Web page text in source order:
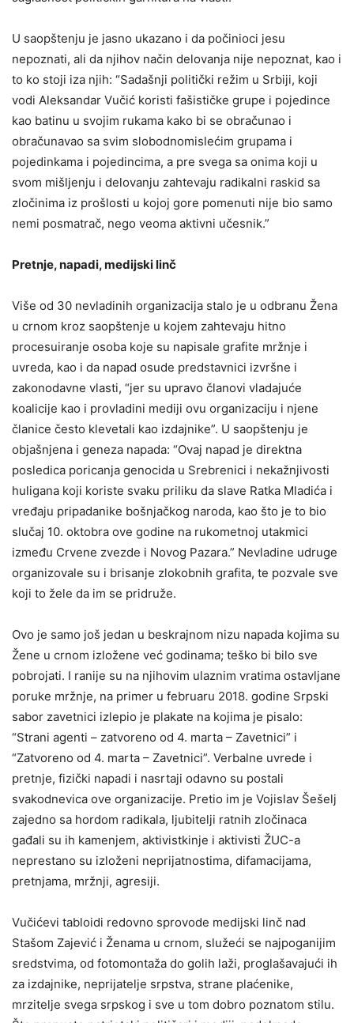
U saopštenju je jasno ukazano i da počinioci jesu
nepoznati, ali da njihov način delovanja nije nepoznat, kao i
to ko stoji iza njih: “Sadašnji politički režim u Srbiji, koji
vodi Aleksandar Vučić koristi fašističke grupe i pojedince
kao batinu u svojim rukama kako bi se obračunao i
obračunavao sa svim slobodnomislećim grupama i
pojedinkama i pojedincima, a pre svega sa onima koji u
svom mišljenju i delovanju zahtevaju radikalni raskid sa
zločinima iz prošlosti u kojoj gore pomenuti nije bio samo
nemi posmatrač, nego veoma aktivni učesnik.”
Pretnje, napadi, medijski linč
Više od 30 nevladinih organizacija stalo je u odbranu Žena
u crnom kroz saopštenje u kojem zahtevaju hitno
procesuiranje osoba koje su napisale grafite mržnje i
uvreda, kao i da napad osude predstavnici izvršne i
zakonodavne vlasti, “jer su upravo članovi vladajuće
koalicije kao i provladini mediji ovu organizaciju i njene
članice često klevetali kao izdajnike”. U saopštenju je
objašnjena i geneza napada: “Ovaj napad je direktna
posledica poricanja genocida u Srebrenici i nekažnjivosti
huligana koji koriste svaku priliku da slave Ratka Mladića i
vređaju pripadanike bošnjačkog naroda, kao što je to bio
slučaj 10. oktobra ove godine na rukometnoj utakmici
između Crvene zvezde i Novog Pazara.” Nevladine udruge
organizovale su i brisanje zlokobnih grafita, te pozvale sve
koji to žele da im se pridruže.
Ovo je samo još jedan u beskrajnom nizu napada kojima su
Žene u crnom izložene već godinama; teško bi bilo sve
pobrojati. I ranije su na njihovim ulaznim vratima ostavljane
poruke mržnje, na primer u februaru 2018. godine Srpski
sabor zavetnici izlepio je plakate na kojima je pisalo:
“Strani agenti – zatvoreno od 4. marta – Zavetnici” i
“Zatvoreno od 4. marta – Zavetnici”. Verbalne uvrede i
pretnje, fizički napadi i nasrtaji odavno su postali
svakodnevica ove organizacije. Pretio im je Vojislav Šešelj
zajedno sa hordom radikala, ljubitelji ratnih zločinaca
gađali su ih kamenjem, aktivistkinje i aktivisti ŽUC-a
neprestano su izloženi neprijatnostima, difamacijama,
pretnjama, mržnji, agresiji.
Vučićevi tabloidi redovno sprovode medijski linč nad
Stašom Zajević i Ženama u crnom, služeći se najpoganijim
sredstvima, od fotomontaža do golih laži, proglašavajući ih
za izdajnike, neprijatelje srpstva, strane plaćenike,
mrzitelje svega srpskog i sve u tom dobro poznatom stilu.